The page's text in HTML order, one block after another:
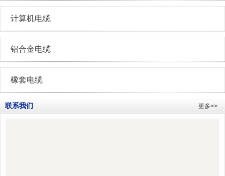
计算机电缆
铝合金电缆
橡套电缆
联系我们 更多>>